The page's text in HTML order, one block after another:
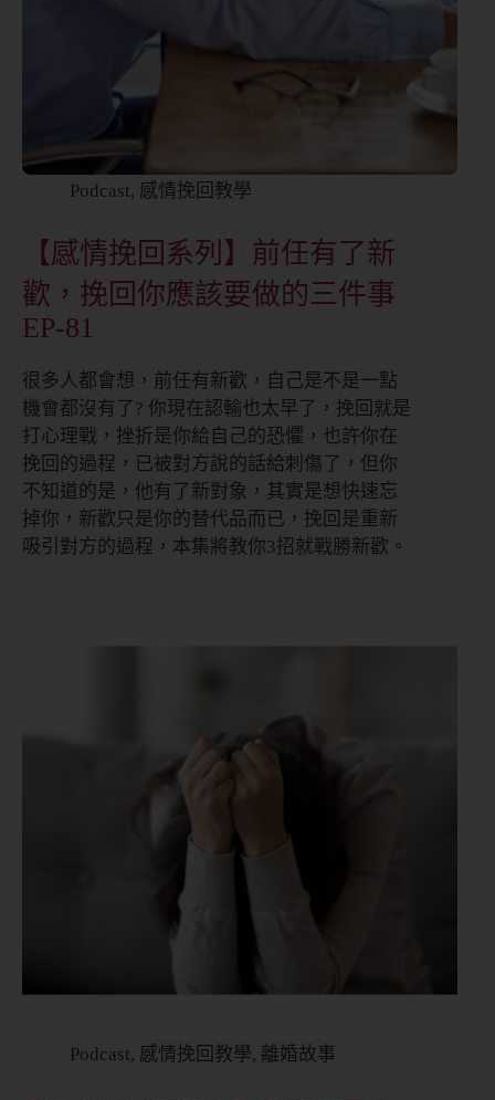
Podcast, 感情挽回教學
【感情挽回系列】前任有了新
歡，挽回你應該要做的三件事
EP-81
很多人都會想，前任有新歡，自己是不是一點
機會都沒有了? 你現在認輸也太早了，挽回就是
打心理戰，挫折是你給自己的恐懼，也許你在
挽回的過程，已被對方說的話給刺傷了，但你
不知道的是，他有了新對象，其實是想快速忘
掉你，新歡只是你的替代品而已，挽回是重新
吸引對方的過程，本集將教你3招就戰勝新歡。
Podcast, 感情挽回教學, 離婚故事